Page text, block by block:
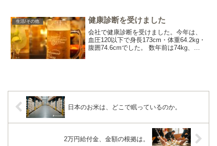
生活/その他 健康診断を受けました
会社で健康診断を受けました。今年は、
血圧120以下で身長173cm・体重64.2kg・
腹囲74.6cmでした。 数年前は74kg、た
日本のお米は、どこで眠っているのか。
2万円給付金、金額の根拠は。